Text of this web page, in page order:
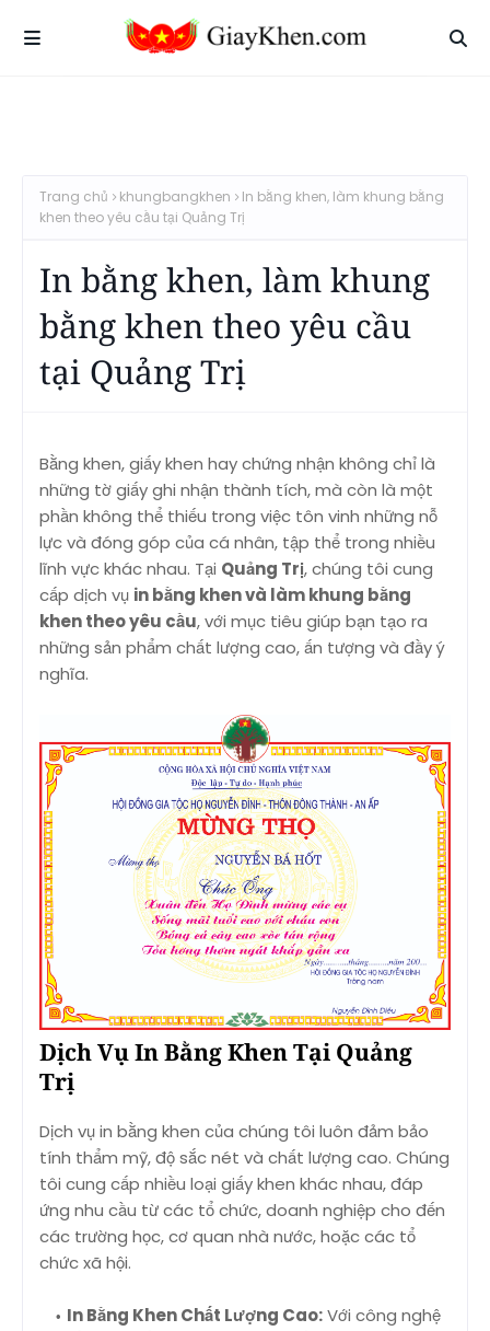
Trang chủ khungbangkhen
In bằng khen, làm khung bằng
khen theo yêu cầu tại Quảng Trị
In bằng khen, làm khung
bằng khen theo yêu cầu
tại Quảng Trị
Bằng khen, giấy khen hay chứng nhận không chỉ là
những tờ giấy ghi nhận thành tích, mà còn là một
phần không thể thiếu trong việc tôn vinh những nỗ
lực và đóng góp của cá nhân, tập thể trong nhiều
lĩnh vực khác nhau. Tại Quảng Trị, chúng tôi cung
cấp dịch vụ in bằng khen và làm khung bằng
khen theo yêu cầu, với mục tiêu giúp bạn tạo ra
những sản phẩm chất lượng cao, ấn tượng và đầy ý
nghĩa.
Dịch Vụ In Bằng Khen Tại Quảng
Trị
Dịch vụ in bằng khen của chúng tôi luôn đảm bảo
tính thẩm mỹ, độ sắc nét và chất lượng cao. Chúng
tôi cung cấp nhiều loại giấy khen khác nhau, đáp
ứng nhu cầu từ các tổ chức, doanh nghiệp cho đến
các trường học, cơ quan nhà nước, hoặc các tổ
chức xã hội.
In Bằng Khen Chất Lượng Cao:Với công nghệ